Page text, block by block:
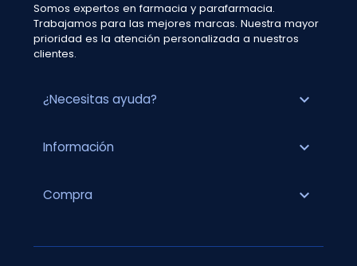
Somos expertos en farmacia y parafarmacia.
Trabajamos para las mejores marcas. Nuestra mayor
prioridad es la atención personalizada a nuestros
clientes.
¿Necesitas ayuda? expand_more
Información expand_more
Compra expand_more